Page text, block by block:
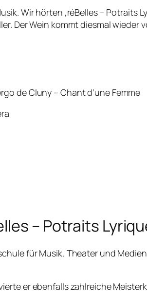
Wir hörten ‚réBelles – Potraits
Der Wein kommt diesmal
de Cluny – Chant d’une Femme
– Potraits
für Musik, Theater und
er ebenfalls zahlreiche